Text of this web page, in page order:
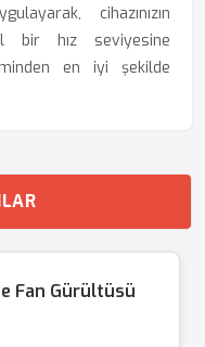
cihazınızın
bir hız seviyesine
en iyi şekilde
Fan Gürültüsü